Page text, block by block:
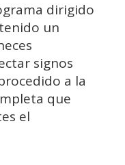
dirigido
un
signos
a la
que
el